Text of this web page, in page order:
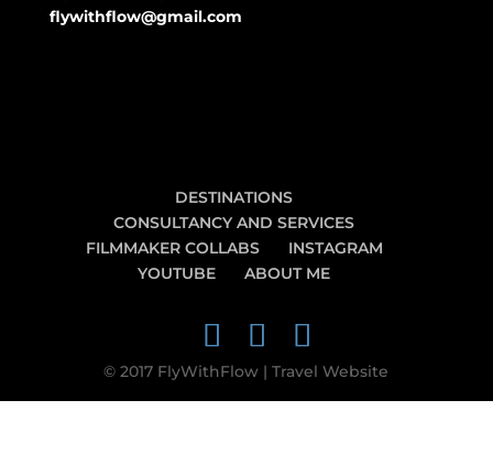
flywithflow@gmail.com
DESTINATIONS
CONSULTANCY AND SERVICES
FILMMAKER COLLABS
INSTAGRAM
YOUTUBE
ABOUT ME
© 2017 FlyWithFlow | Travel Website